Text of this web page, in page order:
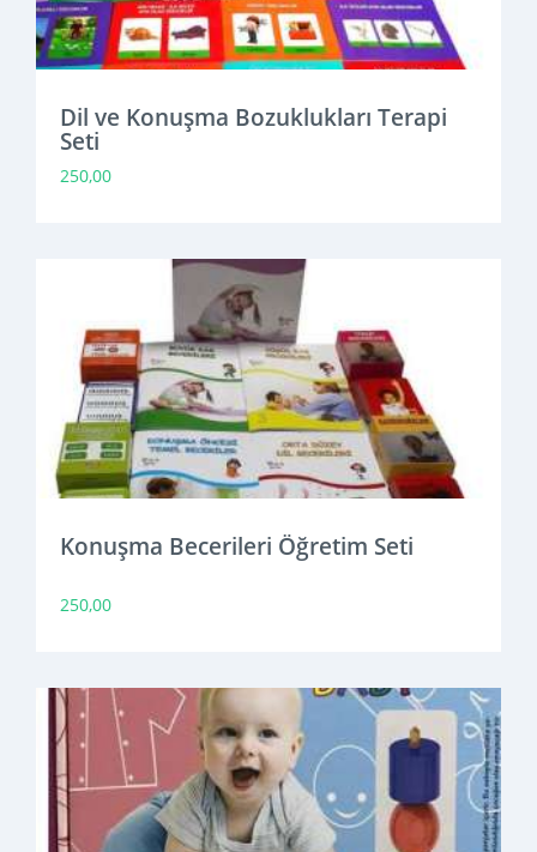
Dil ve Konuşma Bozuklukları Terapi
Seti
250,00
Konuşma Becerileri Öğretim Seti
250,00